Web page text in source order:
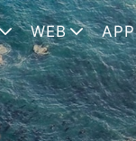
WEB APP